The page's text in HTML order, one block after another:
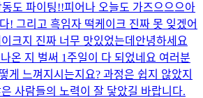
도 파이팅!!피어나 오늘도 가즈으으으아
! 그리고 흑임자 떡케이크 진짜 못 잊겠어
크지 진짜 너무 맛있었는데 안녕하세요
온 지 벌써 1주일이 다 되었네요 여러분
게 느껴지시는지요? 과정은 쉽지 않았지
사람들의 노력이 잘 닿았길 바랍니다.